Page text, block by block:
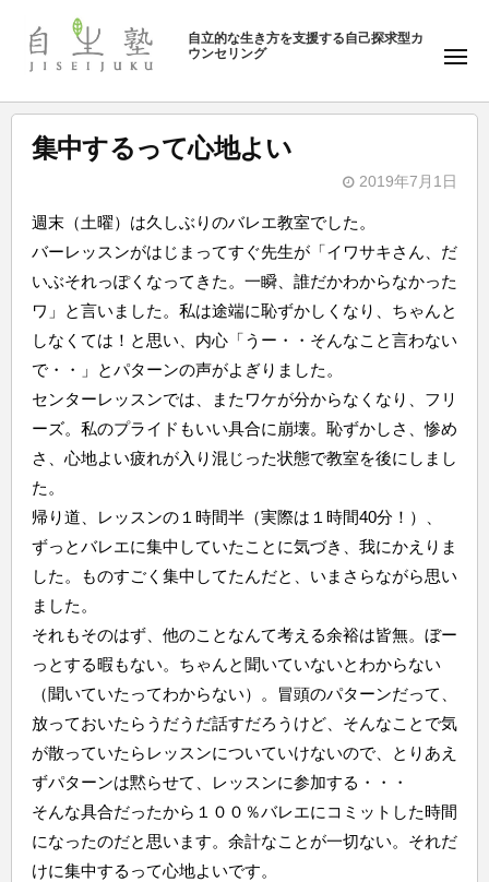
ン
自
塾
自立的な生き方を支援する自己探求型カ
ウンセリング
メ
ュ
ー
集中するって心地よい
2019年7月1日
y
自
生
塾
週末（土曜）は久しぶりのバレエ教室でした。
バーレッスンがはじまってすぐ先生が「イワサキさん、だ
いぶそれっぽくなってきた。一瞬、誰だかわからなかった
ワ」と言いました。私は途端に恥ずかしくなり、ちゃんと
しなくては！と思い、内心「うー・・そんなこと言わない
で・・」とパターンの声がよぎりました。
センターレッスンでは、またワケが分からなくなり、フリ
ーズ。私のプライドもいい具合に崩壊。恥ずかしさ、惨め
さ、心地よい疲れが入り混じった状態で教室を後にしまし
た。
帰り道、レッスンの１時間半（実際は１時間40分！）、
ずっとバレエに集中していたことに気づき、我にかえりま
した。ものすごく集中してたんだと、いまさらながら思い
ました。
それもそのはず、他のことなんて考える余裕は皆無。ぼー
っとする暇もない。ちゃんと聞いていないとわからない
（聞いていたってわからない）。冒頭のパターンだって、
放っておいたらうだうだ話すだろうけど、そんなことで気
が散っていたらレッスンについていけないので、とりあえ
ずパターンは黙らせて、レッスンに参加する・・・
そんな具合だったから１００％バレエにコミットした時間
になったのだと思います。余計なことが一切ない。それだ
けに集中するって心地よいです。